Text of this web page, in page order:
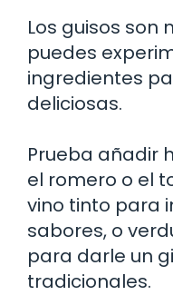
Los guisos son
puedes
ingredientes
deliciosas.
Prueba añadir
el romero o el
vino tinto para
sabores, o
para darle un
tradicionales.